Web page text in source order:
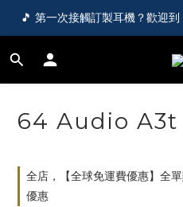
🎵 第一次接觸訂製耳機？歡迎
🎵 第一次接觸訂製耳機？歡迎
🌏 港澳台及海外訂單
🎵 第一次接觸訂製耳機？歡迎
64 Audio A3t
全店，【全球免運費優惠】全
優惠